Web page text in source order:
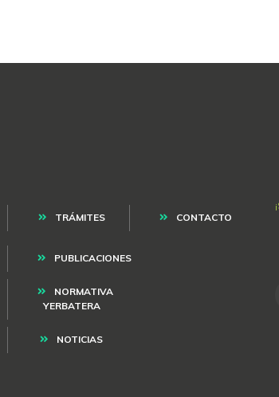
TRÁMITES
PUBLICACIONES
NORMATIVA
YERBATERA
NOTICIAS
CONTACTO